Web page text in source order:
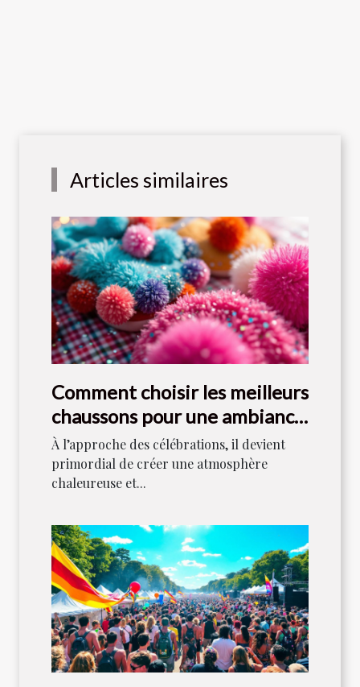
Articles similaires
Comment choisir les meilleurs
chaussons pour une ambiance
festive ?
À l’approche des célébrations, il devient
primordial de créer une atmosphère
chaleureuse et...